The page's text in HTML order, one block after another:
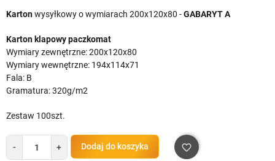
Kartonwysyłkowy o wymiarach 200x120x80 -GABARYT A
Karton klapowy paczkomat
Wymiary zewnętrzne: 200x120x80
Wymiary wewnętrzne: 194x114x71
Fala: B
Gramatura: 320g/m2
Zestaw 100szt.
- + Dodaj do koszyka favorite_border